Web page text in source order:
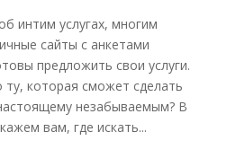
интим услугах, многим
сайты с анкетами
предложить свои услуги.
ту, которая сможет сделать
незабываемым? В
вам, где искать...